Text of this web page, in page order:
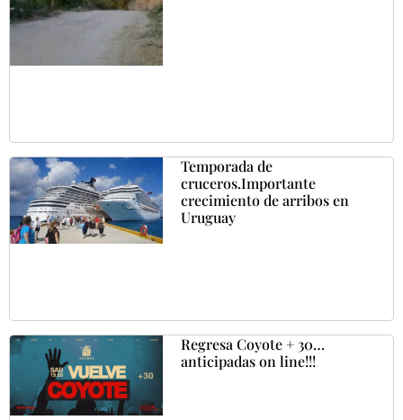
Temporada de
cruceros.Importante
crecimiento de arribos en
Uruguay
Regresa Coyote + 30…
anticipadas on line!!!